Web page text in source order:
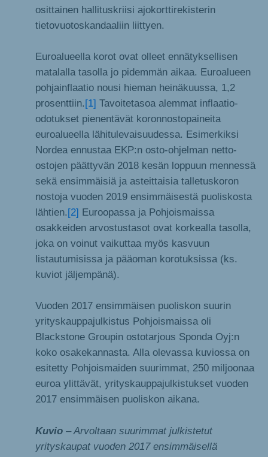
osittainen hallituskriisi ajokorttirekisterin
tietovuotoskandaaliin liittyen.
Euroalueella korot ovat olleet ennätyksellisen
matalalla tasolla jo pidemmän aikaa. Euroalueen
pohjainflaatio nousi hieman heinäkuussa, 1,2
prosenttiin.[1] Tavoitetasoa alemmat inflaatio-
odotukset pienentävät koronnostopaineita
euroalueella lähitulevaisuudessa. Esimerkiksi
Nordea ennustaa EKP:n osto-ohjelman netto-
ostojen päättyvän 2018 kesän loppuun mennessä
sekä ensimmäisiä ja asteittaisia talletuskoron
nostoja vuoden 2019 ensimmäisestä puoliskosta
lähtien.[2] Euroopassa ja Pohjoismaissa
osakkeiden arvostustasot ovat korkealla tasolla,
joka on voinut vaikuttaa myös kasvuun
listautumisissa ja pääoman korotuksissa (ks.
kuviot jäljempänä).
Vuoden 2017 ensimmäisen puoliskon suurin
yrityskauppajulkistus Pohjoismaissa oli
Blackstone Groupin ostotarjous Sponda Oyj:n
koko osakekannasta. Alla olevassa kuviossa on
esitetty Pohjoismaiden suurimmat, 250 miljoonaa
euroa ylittävät, yrityskauppajulkistukset vuoden
2017 ensimmäisen puoliskon aikana.
Kuvio – Arvoltaan suurimmat julkistetut
yrityskaupat vuoden 2017 ensimmäisellä